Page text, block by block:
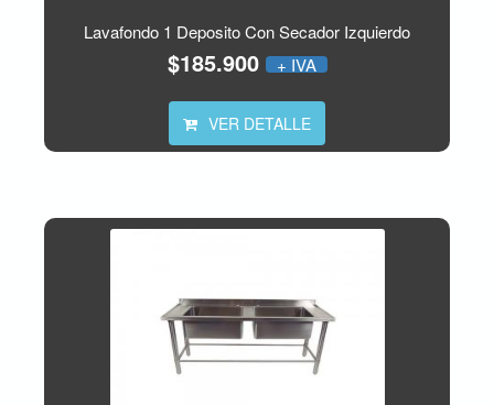
Lavafondo 1 Deposito Con Secador Izquierdo
$185.900 + IVA
VER DETALLE